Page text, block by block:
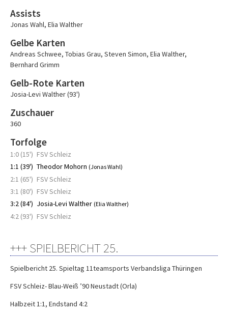
Assists
Jonas Wahl, Elia Walther
Gelbe Karten
Andreas Schwee, Tobias Grau, Steven Simon, Elia Walther,
Bernhard Grimm
Gelb-Rote Karten
Josia-Levi Walther (93')
Zuschauer
360
Torfolge
1:0 (15') FSV Schleiz
1:1 (39') Theodor Mohorn (Jonas Wahl)
2:1 (65') FSV Schleiz
3:1 (80') FSV Schleiz
3:2 (84') Josia-Levi Walther (Elia Walther)
4:2 (93') FSV Schleiz
+++ SPIELBERICHT 25.
Spielbericht 25. Spieltag 11teamsports Verbandsliga Thüringen
FSV Schleiz- Blau-Weiß ’90 Neustadt (Orla)
Halbzeit 1:1, Endstand 4:2